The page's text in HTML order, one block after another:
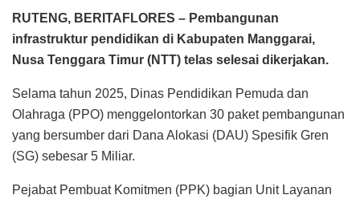
RUTENG, BERITAFLORES – Pembangunan
infrastruktur pendidikan di Kabupaten Manggarai,
Nusa Tenggara Timur (NTT) telas selesai dikerjakan.
Selama tahun 2025, Dinas Pendidikan Pemuda dan
Olahraga (PPO) menggelontorkan 30 paket pembangunan
yang bersumber dari Dana Alokasi (DAU) Spesifik Gren
(SG) sebesar 5 Miliar.
Pejabat Pembuat Komitmen (PPK) bagian Unit Layanan